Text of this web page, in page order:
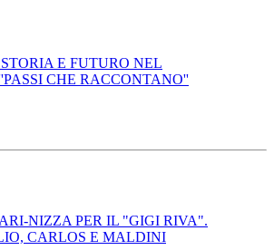
E FUTURO NEL
CHE RACCONTANO''
NIZZA PER IL "GIGI RIVA".
CARLOS E MALDINI